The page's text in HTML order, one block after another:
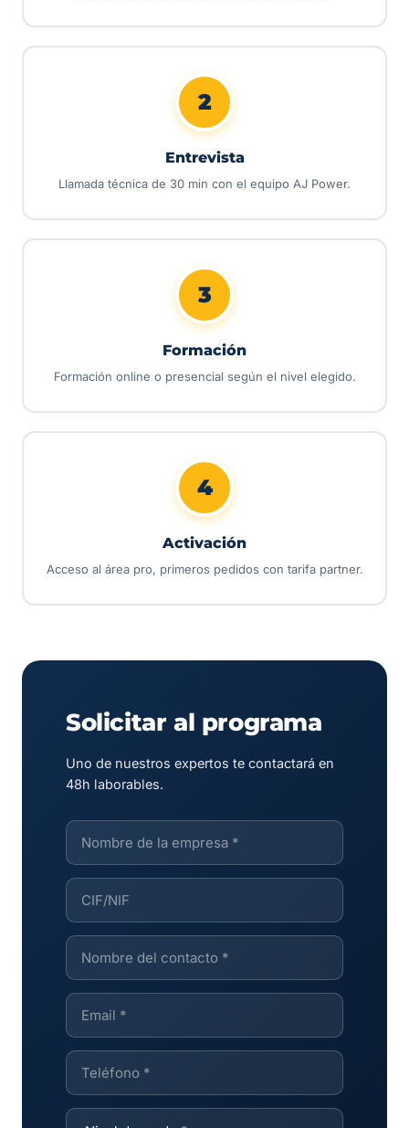
2
Entrevista
Llamada técnica de 30 min con el equipo AJ Power.
3
Formación
Formación online o presencial según el nivel elegido.
4
Activación
Acceso al área pro, primeros pedidos con tarifa partner.
Solicitar al programa
Uno de nuestros expertos te contactará en
48h laborables.